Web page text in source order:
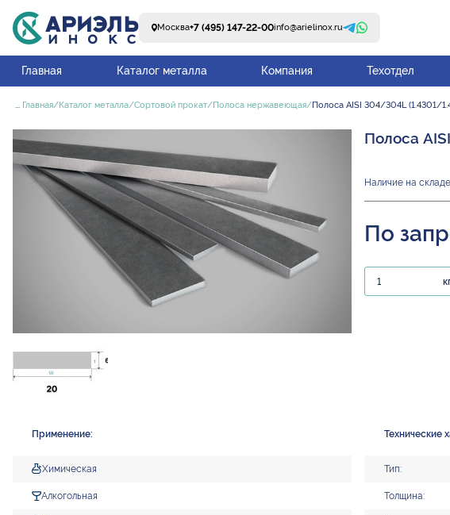
Москва+7 (495) 147-22-00info@arielinox.ru
Главная Каталог металла Компания Техотдел
... Главная Каталог металла Сортовой прокат Полоса нержавеющая Полоса AISI 304/304L (1.4301/
Полоса
Наличие на
По
Применение:
Химическая
Алкогольная
Технические
Тип:
Толщина: